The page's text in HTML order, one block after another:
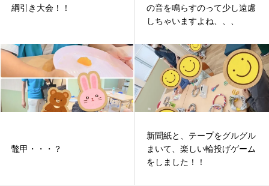
綱引き大会！！
の音を鳴らすのって少し遠慮
しちゃいますよね、、、
鼈甲・・・？
新聞紙と、テープをグルグル
まいて、楽しい輪投げゲーム
をしました！！